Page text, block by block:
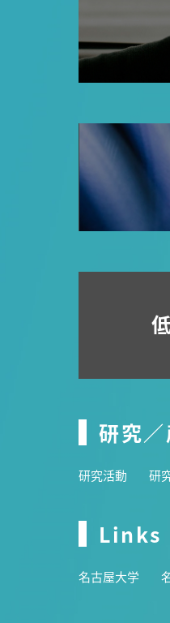
研究
研究活動 研
Links
名古屋大学